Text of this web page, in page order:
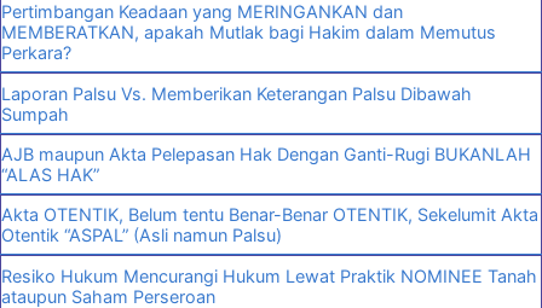
Pertimbangan Keadaan yang MERINGANKAN dan
MEMBERATKAN, apakah Mutlak bagi Hakim dalam Memutus
Perkara?
Laporan Palsu Vs. Memberikan Keterangan Palsu Dibawah
Sumpah
AJB maupun Akta Pelepasan Hak Dengan Ganti-Rugi BUKANLAH
“ALAS HAK”
Akta OTENTIK, Belum tentu Benar-Benar OTENTIK, Sekelumit Akta
Otentik “ASPAL” (Asli namun Palsu)
Resiko Hukum Mencurangi Hukum Lewat Praktik NOMINEE Tanah
ataupun Saham Perseroan